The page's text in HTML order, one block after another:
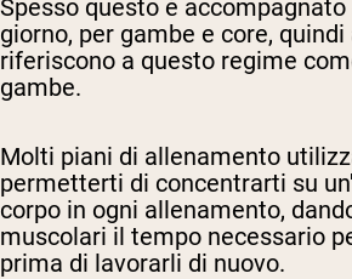
Spesso questo è
giorno, per gambe e core,
riferiscono a questo regime
gambe.
Molti piani di allenamento
permetterti di concentrarti su
corpo in ogni allenamento,
muscolari il tempo necessario
prima di lavorarli di nuovo.